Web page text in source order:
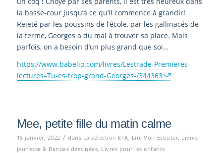
la basse-cour jusqu’à ce qu’il commence à grandir!
Rejeté par les poussins de l’école, par les gallinacés de
la ferme, Georges a du mal à trouver sa place. Mais
parfois, on a besoin d’un plus grand que soi…
https://www.babelio.com/livres/Lestrade-Premieres-
lectures–Tu-es-trop-grand-Georges-/344363
Mee, petite fille du matin calme
15 janvier, 2022 / dans La sélection EFA Lire Voir Ecouter, Livres
jeunesse & Bandes dessinées Livres pour les enfants